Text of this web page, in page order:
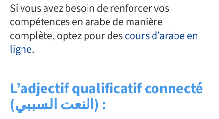
Si vous avez besoin de renforcer vos
compétences en arabe de manière
complète, optez pour descours d’arabe en
ligne.
L’adjectif qualificatif connecté
(النعت السببي) :